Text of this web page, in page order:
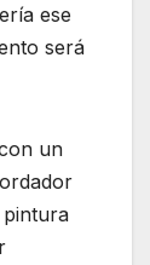
ese
será
un